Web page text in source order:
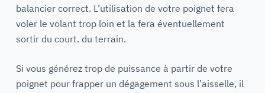
balancier correct. L’utilisation de votre poignet fera
voler le volant trop loin et la fera éventuellement
sortir du court. du terrain.
Si vous générez trop de puissance à partir de votre
poignet pour frapper un dégagement sous l’aisselle, il